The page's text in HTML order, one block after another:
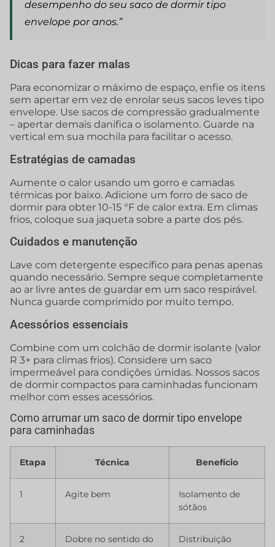
desempenho do seu saco de dormir tipo
envelope por anos.”
Dicas para fazer malas
Para economizar o máximo de espaço, enfie os itens
sem apertar em vez de enrolar seus sacos leves tipo
envelope. Use sacos de compressão gradualmente
– apertar demais danifica o isolamento. Guarde na
vertical em sua mochila para facilitar o acesso.
Estratégias de camadas
Aumente o calor usando um gorro e camadas
térmicas por baixo. Adicione um forro de saco de
dormir para obter 10-15 °F de calor extra. Em climas
frios, coloque sua jaqueta sobre a parte dos pés.
Cuidados e manutenção
Lave com detergente específico para penas apenas
quando necessário. Sempre seque completamente
ao ar livre antes de guardar em um saco respirável.
Nunca guarde comprimido por muito tempo.
Acessórios essenciais
Combine com um colchão de dormir isolante (valor
R 3+ para climas frios). Considere um saco
impermeável para condições úmidas. Nossos sacos
de dormir compactos para caminhadas funcionam
melhor com esses acessórios.
Como arrumar um saco de dormir tipo envelope
para caminhadas
Etapa Técnica Benefício
1 Agite bem
Isolamento de
sótãos
2
Dobre no sentido do
Distribuição